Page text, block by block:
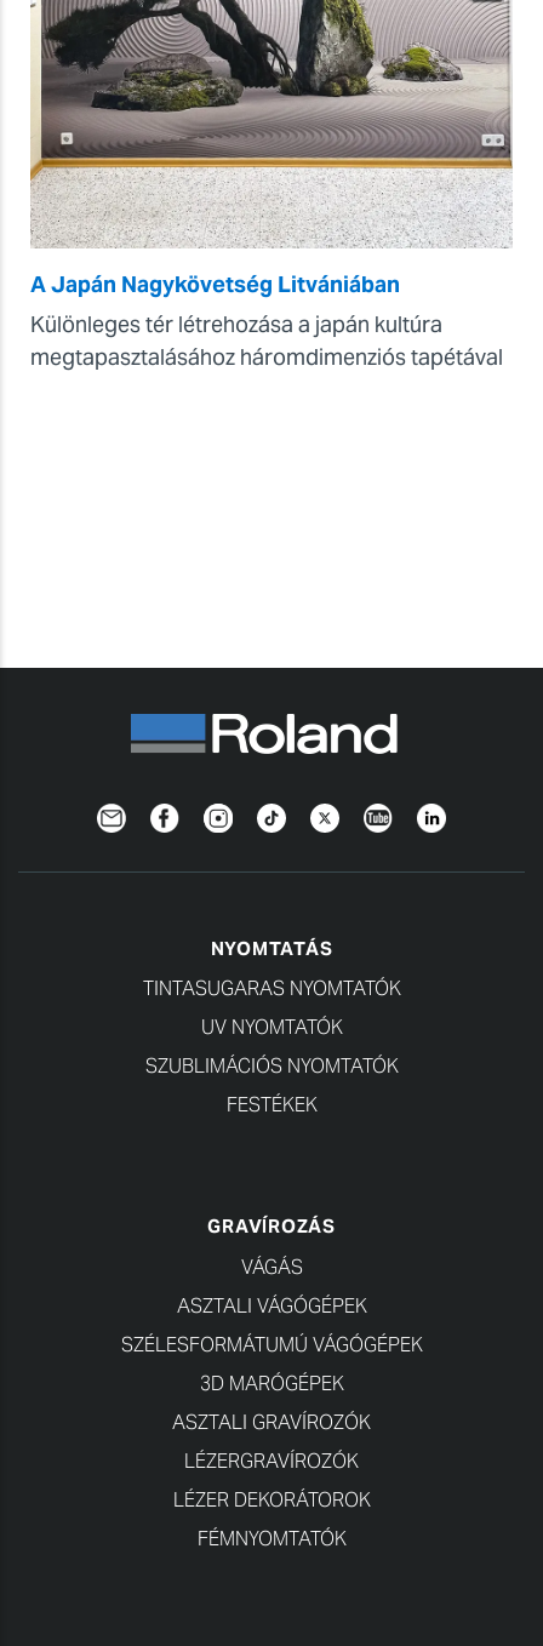
A Japán Nagykövetség Litvániában
Különleges tér létrehozása a japán kultúra
megtapasztalásához háromdimenziós tapétával
NewsletterFacebookInstagramTikTokTwitterYouTubeLinkedIn
NYOMTATÁS
TINTASUGARAS NYOMTATÓK
UV NYOMTATÓK
SZUBLIMÁCIÓS NYOMTATÓK
FESTÉKEK
GRAVÍROZÁS
VÁGÁS
ASZTALI VÁGÓGÉPEK
SZÉLESFORMÁTUMÚ VÁGÓGÉPEK
3D MARÓGÉPEK
ASZTALI GRAVÍROZÓK
LÉZERGRAVÍROZÓK
LÉZER DEKORÁTOROK
FÉMNYOMTATÓK